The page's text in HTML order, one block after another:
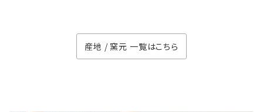
産地 / 窯元 一覧はこちら